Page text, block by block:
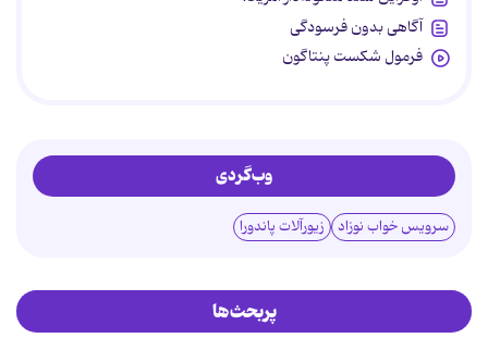
آگاهی بدون فرسودگی
فرمول شکست پنتاگون
وب‌گردی
سرویس خواب نوزاد زیورآلات پاندورا
پربحث‌ها